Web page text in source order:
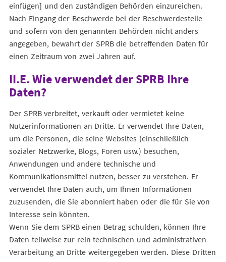
einfügen] und den zuständigen Behörden einzureichen.
Nach Eingang der Beschwerde bei der Beschwerdestelle
und sofern von den genannten Behörden nicht anders
angegeben, bewahrt der SPRB die betreffenden Daten für
einen Zeitraum von zwei Jahren auf.
II.E. Wie verwendet der SPRB Ihre
Daten?
Der SPRB verbreitet, verkauft oder vermietet keine
Nutzerinformationen an Dritte. Er verwendet Ihre Daten,
um die Personen, die seine Websites (einschließlich
sozialer Netzwerke, Blogs, Foren usw.) besuchen,
Anwendungen und andere technische und
Kommunikationsmittel nutzen, besser zu verstehen. Er
verwendet Ihre Daten auch, um Ihnen Informationen
zuzusenden, die Sie abonniert haben oder die für Sie von
Interesse sein könnten.
Wenn Sie dem SPRB einen Betrag schulden, können Ihre
Daten teilweise zur rein technischen und administrativen
Verarbeitung an Dritte weitergegeben werden. Diese Dritten